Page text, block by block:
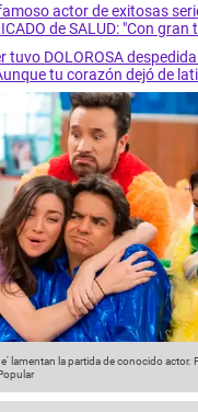
actor de exitosas
de SALUD: "Con gran
tuvo DOLOROSA
tu corazón dejó de
lamentan la partida de conocido actor.